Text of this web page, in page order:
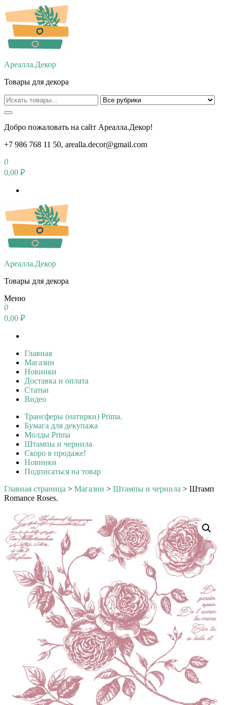
Перейти
к
содержимому
Ареалла.Декор
Товары для декора
Добро пожаловать на сайт Ареалла.Декор!
+7 986 768 11 50, arealla.decor@gmail.com
0
0,00 ₽
Ареалла.Декор
Товары для декора
Меню
0
0,00 ₽
Главная
Магазин
Новинки
Доставка и оплата
Статьи
Видео
Трансферы (натирки) Prima.
Бумага для декупажа
Молды Prima
Штампы и чернила
Скоро в продаже!
Новинки
Подписаться на товар
Главная страница > Магазин > Штампы и чернила > Штамп
Romance Roses.